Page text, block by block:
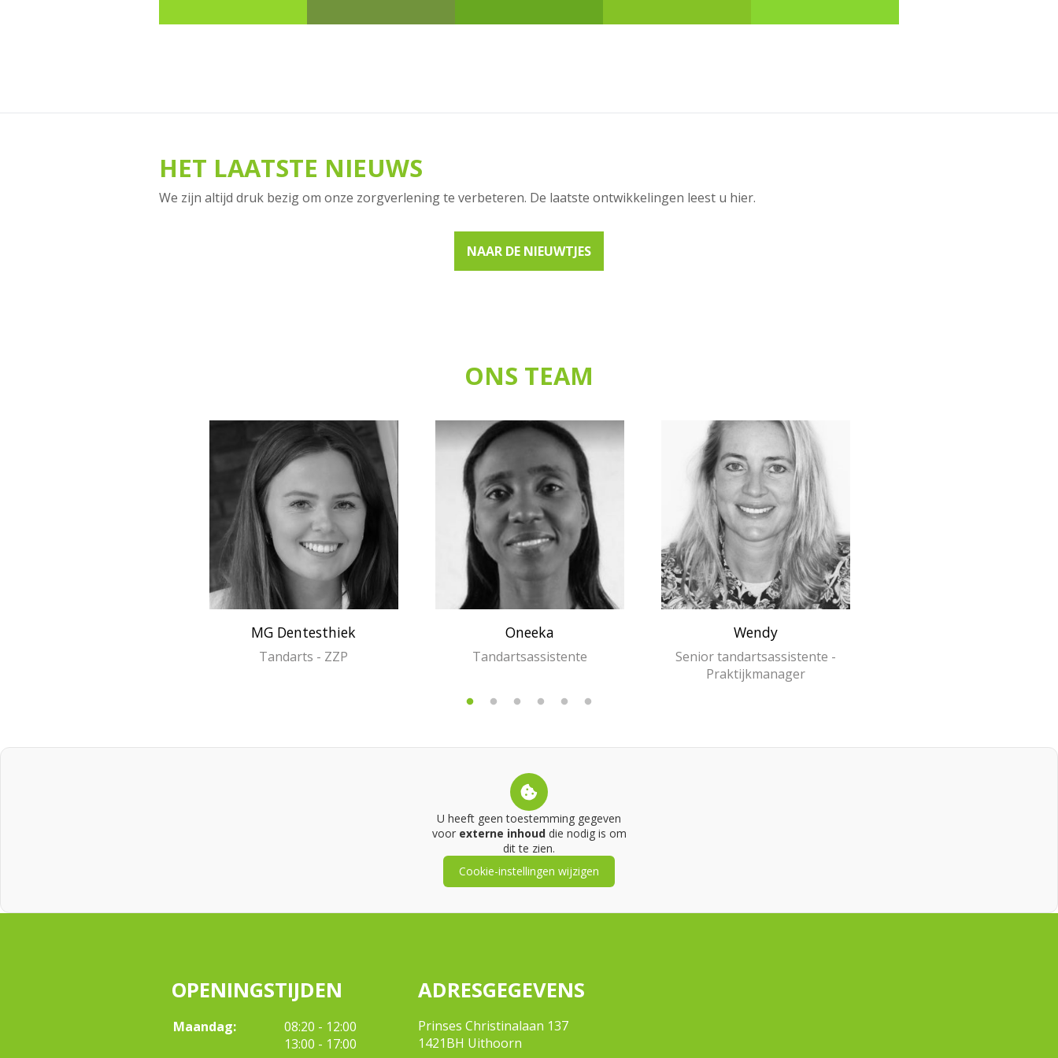
HET LAATSTE NIEUWS
We zijn altijd druk bezig om onze zorgverlening te verbeteren. De laatste ontwikkelingen leest u hier.
NAAR DE NIEUWTJES
ONS TEAM
MG Dentesthiek
Tandarts - ZZP
Oneeka
Tandartsassistente
Wendy
Senior tandartsassistente -
Praktijkmanager
U heeft geen toestemming gegeven
voor externe inhouddie nodig is om
dit te zien.
Cookie-instellingen wijzigen
OPENINGSTIJDEN
Maandag: 08:20 tot
- 12:00
13:00 tot
- 17:00
ADRESGEGEVENS
Prinses Christinalaan 137
1421BH Uithoorn